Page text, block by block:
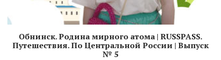
Обнинск. Родина мирного атома | RUSSPASS.
Путешествия. По Центральной России | Выпуск
№ 5